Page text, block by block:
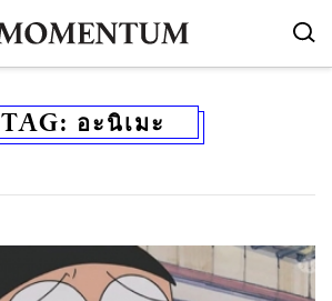
TAG: อะนิเมะ